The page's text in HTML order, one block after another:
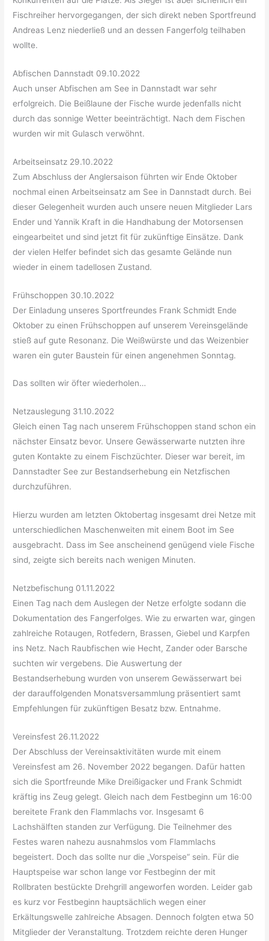
Fischreiher hervorgegangen, der sich direkt neben Sportfreund
Andreas Lenz niederließ und an dessen Fangerfolg teilhaben
wollte.
Abfischen Dannstadt 09.10.2022
Auch unser Abfischen am See in Dannstadt war sehr
erfolgreich. Die Beißlaune der Fische wurde jedenfalls nicht
durch das sonnige Wetter beeinträchtigt. Nach dem Fischen
wurden wir mit Gulasch verwöhnt.
Arbeitseinsatz 29.10.2022
Zum Abschluss der Anglersaison führten wir Ende Oktober
nochmal einen Arbeitseinsatz am See in Dannstadt durch. Bei
dieser Gelegenheit wurden auch unsere neuen Mitglieder Lars
Ender und Yannik Kraft in die Handhabung der Motorsensen
eingearbeitet und sind jetzt fit für zukünftige Einsätze. Dank
der vielen Helfer befindet sich das gesamte Gelände nun
wieder in einem tadellosen Zustand.
Frühschoppen 30.10.2022
Der Einladung unseres Sportfreundes Frank Schmidt Ende
Oktober zu einen Frühschoppen auf unserem Vereinsgelände
stieß auf gute Resonanz. Die Weißwürste und das Weizenbier
waren ein guter Baustein für einen angenehmen Sonntag.
Das sollten wir öfter wiederholen…
Netzauslegung 31.10.2022
Gleich einen Tag nach unserem Frühschoppen stand schon ein
nächster Einsatz bevor. Unsere Gewässerwarte nutzten ihre
guten Kontakte zu einem Fischzüchter. Dieser war bereit, im
Dannstadter See zur Bestandserhebung ein Netzfischen
durchzuführen.
Hierzu wurden am letzten Oktobertag insgesamt drei Netze mit
unterschiedlichen Maschenweiten mit einem Boot im See
ausgebracht. Dass im See anscheinend genügend viele Fische
sind, zeigte sich bereits nach wenigen Minuten.
Netzbefischung 01.11.2022
Einen Tag nach dem Auslegen der Netze erfolgte sodann die
Dokumentation des Fangerfolges. Wie zu erwarten war, gingen
zahlreiche Rotaugen, Rotfedern, Brassen, Giebel und Karpfen
ins Netz. Nach Raubfischen wie Hecht, Zander oder Barsche
suchten wir vergebens. Die Auswertung der
Bestandserhebung wurden von unserem Gewässerwart bei
der darauffolgenden Monatsversammlung präsentiert samt
Empfehlungen für zukünftigen Besatz bzw. Entnahme.
Vereinsfest 26.11.2022
Der Abschluss der Vereinsaktivitäten wurde mit einem
Vereinsfest am 26. November 2022 begangen. Dafür hatten
sich die Sportfreunde Mike Dreißigacker und Frank Schmidt
kräftig ins Zeug gelegt. Gleich nach dem Festbeginn um 16:00
bereitete Frank den Flammlachs vor. Insgesamt 6
Lachshälften standen zur Verfügung. Die Teilnehmer des
Festes waren nahezu ausnahmslos vom Flammlachs
begeistert. Doch das sollte nur die „Vorspeise“ sein. Für die
Hauptspeise war schon lange vor Festbeginn der mit
Rollbraten bestückte Drehgrill angeworfen worden. Leider gab
es kurz vor Festbeginn hauptsächlich wegen einer
Erkältungswelle zahlreiche Absagen. Dennoch folgten etwa 50
Mitglieder der Veranstaltung. Trotzdem reichte deren Hunger